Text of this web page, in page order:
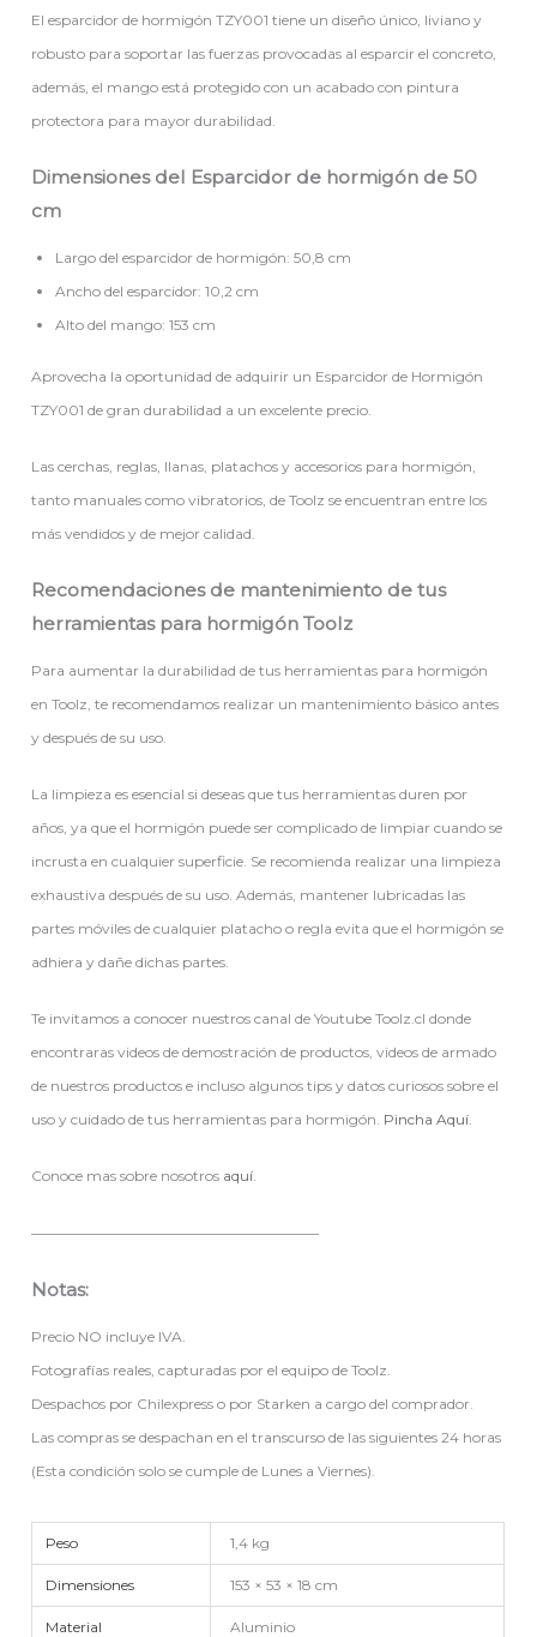
El esparcidor de hormigón TZY001 tiene un diseño único, liviano y
robusto para soportar las fuerzas provocadas al esparcir el concreto,
además, el mango está protegido con un acabado con pintura
protectora para mayor durabilidad.
Dimensiones del Esparcidor de hormigón de 50
cm
Largo del esparcidor de hormigón: 50,8 cm
Ancho del esparcidor: 10,2 cm
Alto del mango: 153 cm
Aprovecha la oportunidad de adquirir un Esparcidor de Hormigón
TZY001 de gran durabilidad a un excelente precio.
Las cerchas, reglas, llanas, platachos y accesorios para hormigón,
tanto manuales como vibratorios, de Toolz se encuentran entre los
más vendidos y de mejor calidad.
Recomendaciones de mantenimiento de tus
herramientas para hormigón Toolz
Para aumentar la durabilidad de tus herramientas para hormigón
en Toolz, te recomendamos realizar un mantenimiento básico antes
y después de su uso.
La limpieza es esencial si deseas que tus herramientas duren por
años, ya que el hormigón puede ser complicado de limpiar cuando se
incrusta en cualquier superficie. Se recomienda realizar una limpieza
exhaustiva después de su uso. Además, mantener lubricadas las
partes móviles de cualquier platacho o regla evita que el hormigón se
adhiera y dañe dichas partes.
Te invitamos a conocer nuestros canal de Youtube Toolz.cl donde
encontraras videos de demostración de productos, videos de armado
de nuestros productos e incluso algunos tips y datos curiosos sobre el
uso y cuidado de tus herramientas para hormigón. Pincha Aquí.
Conoce mas sobre nosotros aquí.
————————————————————
Notas:
Precio NO incluye IVA.
Fotografías reales, capturadas por el equipo de Toolz.
Despachos por Chilexpress o por Starken a cargo del comprador.
Las compras se despachan en el transcurso de las siguientes 24 horas
(Esta condición solo se cumple de Lunes a Viernes).
Peso 1,4 kg
Dimensiones 153 × 53 × 18 cm
Material Aluminio